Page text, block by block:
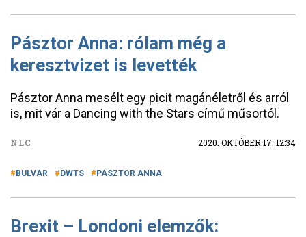
Pásztor Anna: rólam még a
keresztvizet is levették
Pásztor Anna mesélt egy picit magánéletről és arról
is, mit vár a Dancing with the Stars című műsortól.
NLC 2020. OKTÓBER 17. 12:34
BULVÁR DWTS PÁSZTOR ANNA
Brexit – Londoni elemzők: